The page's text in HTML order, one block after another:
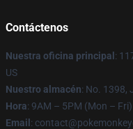
Contáctenos
Nuestra oficina principal :
US
Nuestro almacén: No. 1398,
Hora: 9AM – 5PM (Mon – Fri)
Email :